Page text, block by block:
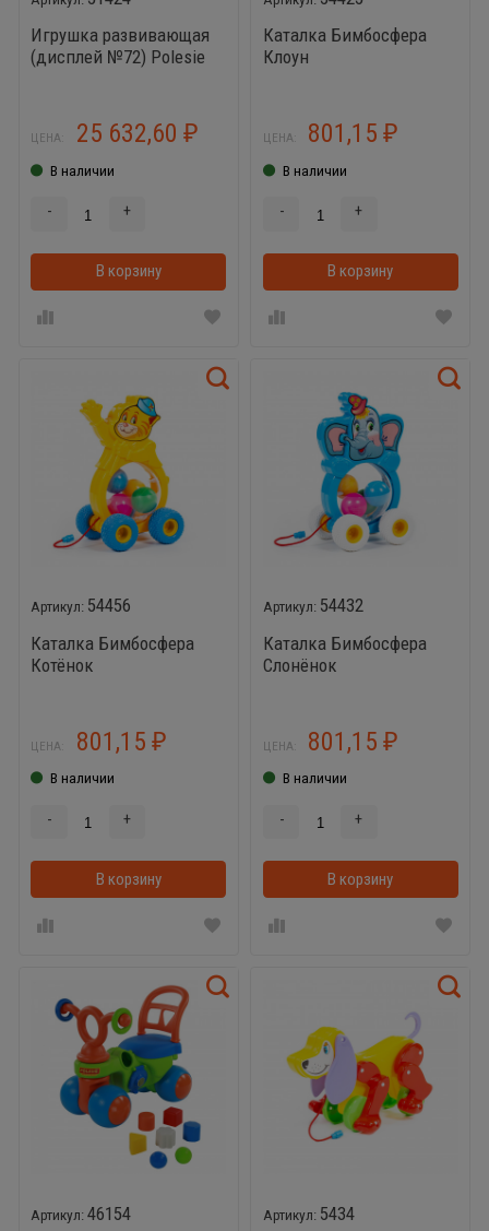
Игрушка развивающая
(дисплей №72) Polesie
Домик для зверей - 10
шт.)
ЦЕНА: 25 632,60 ₽
В наличии
- +
В корзину В корзинке
Каталка Бимбосфера
Клоун
ЦЕНА: 801,15₽
В наличии
- +
В корзину
54456
Каталка Бимбосфера
Котёнок
ЦЕНА: 801,15 ₽
В наличии
- +
В корзину В корзинке
54432
Каталка Бимбосфера
Слонёнок
ЦЕНА: 801,15₽
В наличии
- +
В корзину
46154 5434